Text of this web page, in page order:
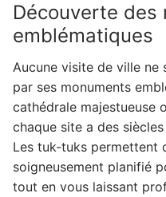
Découverte des
emblématiques
Aucune visite de ville ne
par ses monuments
cathédrale majestueuse
chaque site a des
Les tuk-tuks permettent
soigneusement planifié
tout en vous laissant